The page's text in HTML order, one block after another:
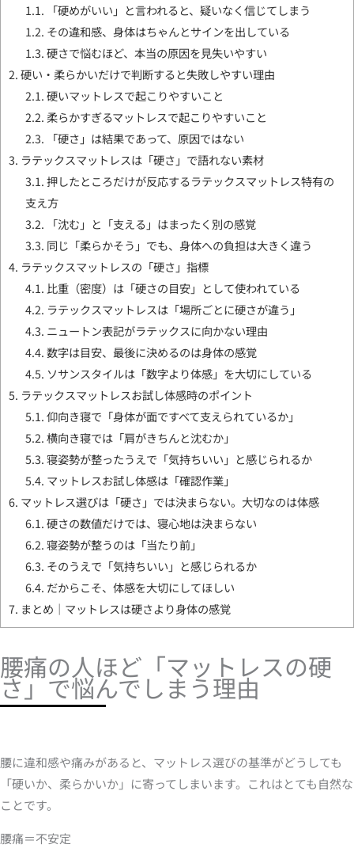
1.1. 「硬めがいい」と言われると、疑いなく信じてしまう
1.2. その違和感、身体はちゃんとサインを出している
1.3.硬さで悩むほど、本当の原因を見失いやすい
2.硬い・柔らかいだけで判断すると失敗しやすい理由
2.1.硬いマットレスで起こりやすいこと
2.2.柔らかすぎるマットレスで起こりやすいこと
2.3. 「硬さ」は結果であって、原因ではない
3. ラテックスマットレスは「硬さ」で語れない素材
3.1.押したところだけが反応するラテックスマットレス特有の
支え方
3.2. 「沈む」と「支える」はまったく別の感覚
3.3. 同じ「柔らかそう」でも、身体への負担は大きく違う
4. ラテックスマットレスの「硬さ」指標
4.1. 比重（密度）は「硬さの目安」として使われている
4.2. ラテックスマットレスは「場所ごとに硬さが違う」
4.3. ニュートン表記がラテックスに向かない理由
4.4.数字は目安、最後に決めるのは身体の感覚
4.5. ソサンスタイルは「数字より体感」を大切にしている
5. ラテックスマットレスお試し体感時のポイント
5.1.仰向き寝で「身体が面ですべて支えられているか」
5.2.横向き寝では「肩がきちんと沈むか」
5.3.寝姿勢が整ったうえで「気持ちいい」と感じられるか
5.4. マットレスお試し体感は「確認作業」
6. マットレス選びは「硬さ」では決まらない。大切なのは体感
6.1.硬さの数値だけでは、寝心地は決まらない
6.2.寝姿勢が整うのは「当たり前」
6.3. そのうえで「気持ちいい」と感じられるか
6.4. だからこそ、体感を大切にしてほしい
7. まとめ｜マットレスは硬さより身体の感覚
腰痛の人ほど「マットレスの硬
さ」で悩んでしまう理由
腰に違和感や痛みがあると、マットレス選びの基準がどうしても
「硬いか、柔らかいか」に寄ってしまいます。これはとても自然な
ことです。
腰痛＝不安定